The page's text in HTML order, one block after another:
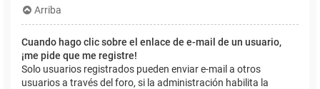
Arriba
Cuando hago clic sobre el enlace de e-mail de un usuario,
¡me pide que me registre!
Solo usuarios registrados pueden enviar e-mail a otros
usuarios a través del foro, si la administración habilita la